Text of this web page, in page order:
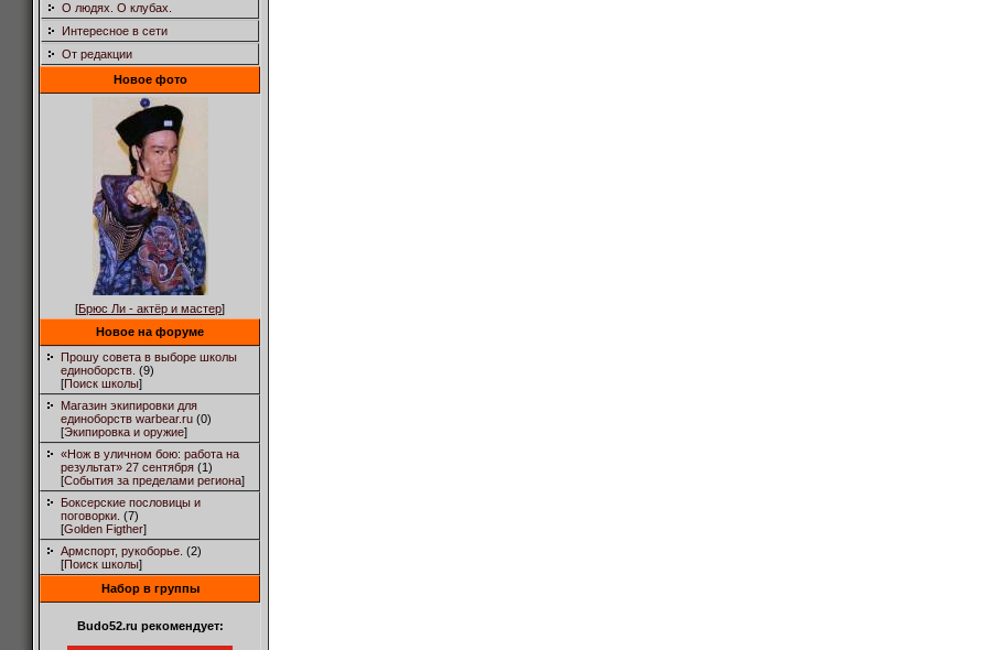
О людях. О клубах.
Интересное в сети
От редакции
Новое фото
[Брюс Ли - актёр и мастер]
Новое на форуме
Прошу совета в выборе школы
единоборств. (9)
[Поиск школы]
Магазин экипировки для
единоборств warbear.ru (0)
[Экипировка и оружие]
«Нож в уличном бою: работа на
результат» 27 сентября (1)
[События за пределами региона]
Боксерские пословицы и
поговорки. (7)
[Golden Figther]
Армспорт, рукоборье. (2)
[Поиск школы]
Набор в группы
Budo52.ru рекомендует: